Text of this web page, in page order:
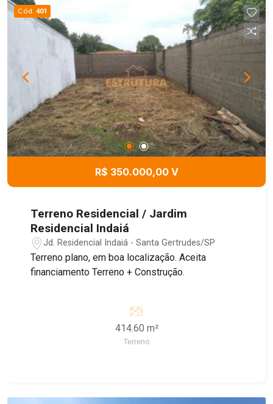
Cód. 401
R$ 350.000,00 V
Terreno Residencial / Jardim
Residencial Indaiá
Jd. Residencial Indaiá - Santa Gertrudes/SP
Terreno plano, em boa localização. Aceita
financiamento Terreno + Construção.
414.60 m²
Terreno